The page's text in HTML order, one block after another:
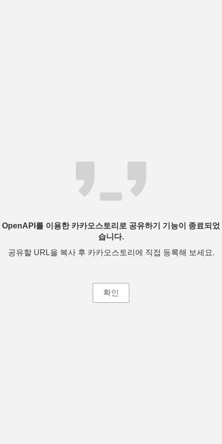
OpenAPI를 이용한 카카오스토리로 공유하기 기능이 종료되었
습니다.
공유할 URL을 복사 후 카카오스토리에 직접 등록해 보세요.
확인